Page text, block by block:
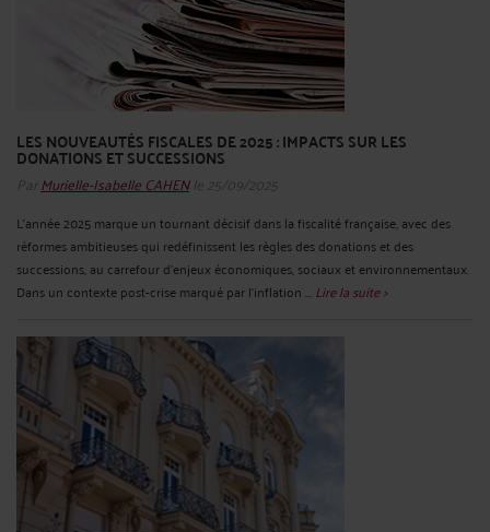
LES NOUVEAUTÉS FISCALES DE 2025 : IMPACTS SUR LES
DONATIONS ET SUCCESSIONS
Par Murielle-Isabelle CAHENle 25/09/2025
L’année 2025 marque un tournant décisif dans la fiscalité française, avec des
réformes ambitieuses qui redéfinissent les règles des donations et des
successions, au carrefour d’enjeux économiques, sociaux et environnementaux.
Dans un contexte post-crise marqué par l’inflation ... Lire la suite >